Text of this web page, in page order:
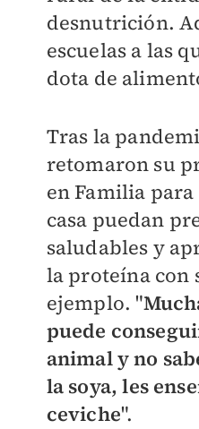
desnutrición.
escuelas a las
dota de
Tras la
retomaron su
en Familia para
casa puedan
saludables y
la proteína con
ejemplo. "
puede
animal y no
la soya, les
ceviche".